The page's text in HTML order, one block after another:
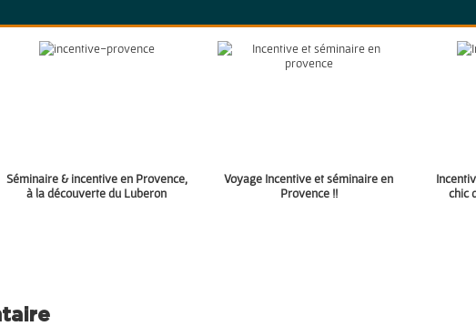
Séminaire & incentive en Provence,
à la découverte du Luberon
Voyage Incentive et séminaire en
Provence !!
chic